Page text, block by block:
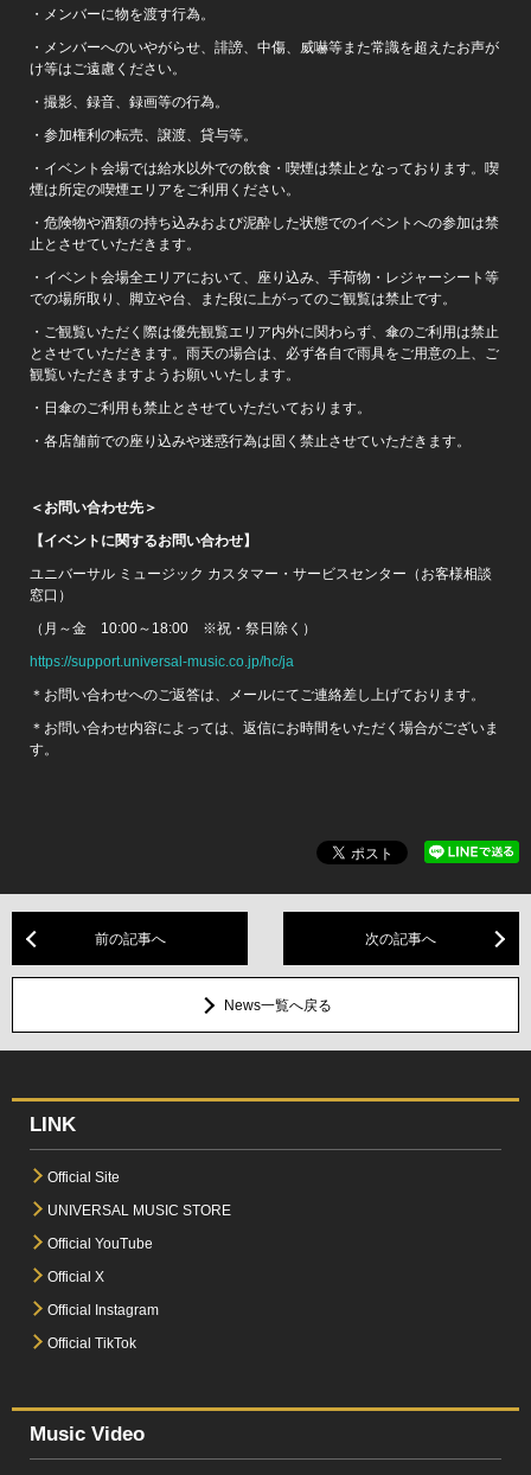
・メンバーに物を渡す行為。
・メンバーへのいやがらせ、誹謗、中傷、威嚇等また常識を超えたお声が
け等はご遠慮ください。
・撮影、録音、録画等の行為。
・参加権利の転売、譲渡、貸与等。
・イベント会場では給水以外での飲食・喫煙は禁止となっております。喫
煙は所定の喫煙エリアをご利用ください。
・危険物や酒類の持ち込みおよび泥酔した状態でのイベントへの参加は禁
止とさせていただきます。
・イベント会場全エリアにおいて、座り込み、手荷物・レジャーシート等
での場所取り、脚立や台、また段に上がってのご観覧は禁止です。
・ご観覧いただく際は優先観覧エリア内外に関わらず、傘のご利用は禁止
とさせていただきます。雨天の場合は、必ず各自で雨具をご用意の上、ご
観覧いただきますようお願いいたします。
・日傘のご利用も禁止とさせていただいております。
・各店舗前での座り込みや迷惑行為は固く禁止させていただきます。
＜お問い合わせ先＞
【イベントに関するお問い合わせ】
ユニバーサル ミュージック カスタマー・サービスセンター（お客様相談
窓口）
（月～金 10:00～18:00 ※祝・祭日除く）
https://support.universal-music.co.jp/hc/ja
＊お問い合わせへのご返答は、メールにてご連絡差し上げております。
＊お問い合わせ内容によっては、返信にお時間をいただく場合がございま
す。
前の記事へ 次の記事へ
News一覧へ戻る
LINK
Official Site
UNIVERSAL MUSIC STORE
Official YouTube
Official X
Official Instagram
Official TikTok
Music Video